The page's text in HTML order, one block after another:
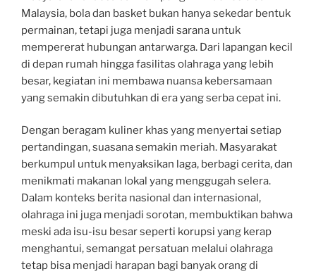
Malaysia, bola dan basket bukan hanya sekedar bentuk
permainan, tetapi juga menjadi sarana untuk
mempererat hubungan antarwarga. Dari lapangan kecil
di depan rumah hingga fasilitas olahraga yang lebih
besar, kegiatan ini membawa nuansa kebersamaan
yang semakin dibutuhkan di era yang serba cepat ini.
Dengan beragam kuliner khas yang menyertai setiap
pertandingan, suasana semakin meriah. Masyarakat
berkumpul untuk menyaksikan laga, berbagi cerita, dan
menikmati makanan lokal yang menggugah selera.
Dalam konteks berita nasional dan internasional,
olahraga ini juga menjadi sorotan, membuktikan bahwa
meski ada isu-isu besar seperti korupsi yang kerap
menghantui, semangat persatuan melalui olahraga
tetap bisa menjadi harapan bagi banyak orang di